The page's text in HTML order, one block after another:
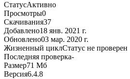
СтатусАктивно
Просмотры0
Скачивания37
Добавлено18 янв. 2021 г.
Обновлено03 мар. 2020 г.
Жизненный циклСтатус не проверен
Последняя проверка-
Размер71 Мб
Версия6.4.8